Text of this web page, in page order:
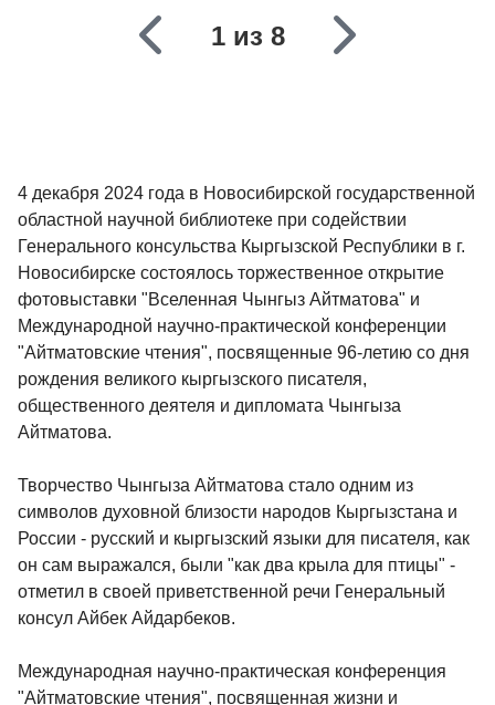
1 из 8
4 декабря 2024 года в Новосибирской государственной
областной научной библиотеке при содействии
Генерального консульства Кыргызской Республики в г.
Новосибирске состоялось торжественное открытие
фотовыставки "Вселенная Чынгыз Айтматова" и
Международной научно-практической конференции
"Айтматовские чтения", посвященные 96-летию со дня
рождения великого кыргызского писателя,
общественного деятеля и дипломата Чынгыза
Айтматова.
Творчество Чынгыза Айтматова стало одним из
символов духовной близости народов Кыргызстана и
России - русский и кыргызский языки для писателя, как
он сам выражался, были "как два крыла для птицы" -
отметил в своей приветственной речи Генеральный
консул Айбек Айдарбеков.
Международная научно-практическая конференция
"Айтматовские чтения", посвященная жизни и